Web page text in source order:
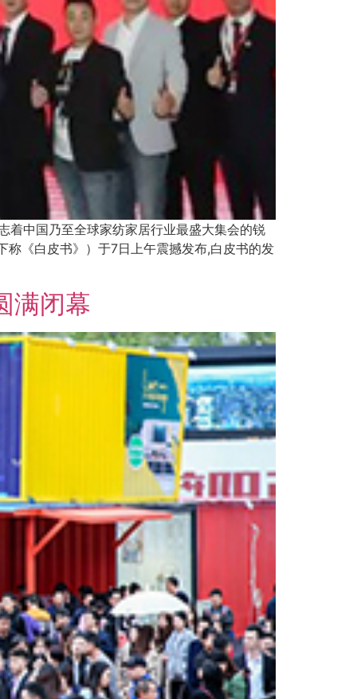
着中国乃至全球家纺家居行业最盛大集会的锐
《白皮书》）于7日上午震撼发布,白皮书的发
满闭幕